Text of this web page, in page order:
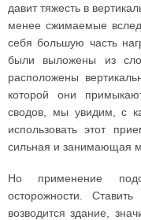
давит тяжесть в
менее сжимаемые
себя большую часть
были выложены из
расположены
которой они
сводов, мы увидим, с
использовать этот
сильная и занимающая
Но применение
осторожности.
возводится здание,